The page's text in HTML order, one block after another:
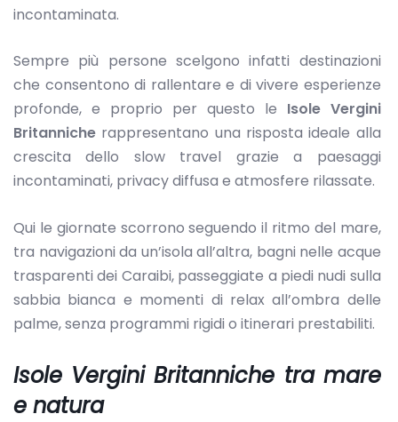
incontaminata.
Sempre più persone scelgono infatti destinazioni
che consentono di rallentare e di vivere esperienze
profonde, e proprio per questo le Isole Vergini
Britanniche rappresentano una risposta ideale alla
crescita dello slow travel grazie a paesaggi
incontaminati, privacy diffusa e atmosfere rilassate.
Qui le giornate scorrono seguendo il ritmo del mare,
tra navigazioni da un’isola all’altra, bagni nelle acque
trasparenti dei Caraibi, passeggiate a piedi nudi sulla
sabbia bianca e momenti di relax all’ombra delle
palme, senza programmi rigidi o itinerari prestabiliti.
Isole Vergini Britanniche tra mare
e natura